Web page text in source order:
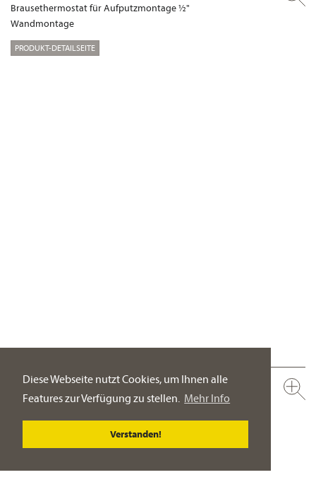
Diese Webseite nutzt Cookies, um Ihnen alle
Features zur Verfügung zu stellen. Mehr Info
Verstanden!
Brausethermostat für Aufputzmontage ½"
Wandmontage
PRODUKT-DETAILSEITE
637.20.412.xxx-AA
Aufputz Set mit Steigrohr ½"